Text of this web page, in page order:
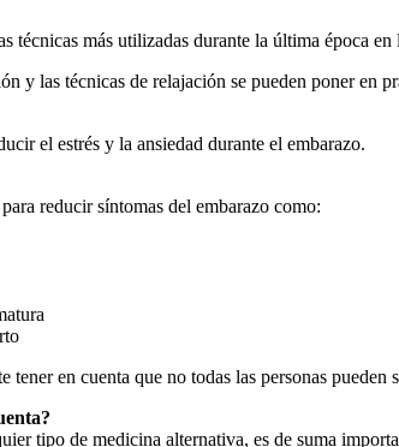
técnicas más utilizadas durante la última época
y las técnicas de relajación se pueden poner en
el estrés y la ansiedad durante el embarazo.
reducir síntomas del embarazo como:
tener en cuenta que no todas las personas
tipo de medicina alternativa, es de suma